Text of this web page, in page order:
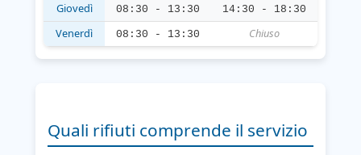
Giovedì
08:30 - 13:30 14:30 - 18:30
Venerdì 08:30 - 13:30 Chiuso
Quali rifiuti comprende il servizio